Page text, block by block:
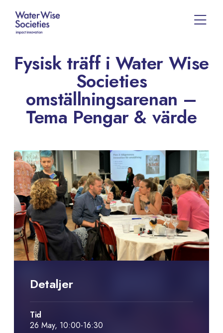
Fysisk träff i Water Wise
Societies
omställningsarenan –
Tema Pengar & värde
Detaljer
Tid
26 May, 10:00-16:30